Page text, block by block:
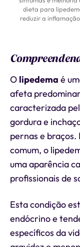
dieta para
reduzir a
O lipedema é
afeta
caracterizada
gordura e
pernas e
comum, o
uma aparência
profissionais de
Esta condição
endócrino e
específicos da